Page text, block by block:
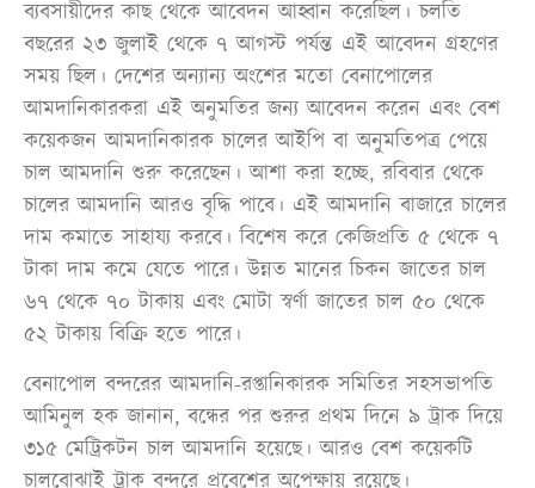
ব্যবসায়ীদের কাছ থেকে আবেদন আহ্বান করেছিল। চলতি
বছরের ২৩ জুলাই থেকে ৭ আগস্ট পর্যন্ত এই আবেদন গ্রহণের
সময় ছিল। দেশের অন্যান্য অংশের মতো বেনাপোলের
আমদানিকারকরা এই অনুমতির জন্য আবেদন করেন এবং বেশ
কয়েকজন আমদানিকারক চালের আইপি বা অনুমতিপত্র পেয়ে
চাল আমদানি শুরু করেছেন। আশা করা হচ্ছে, রবিবার থেকে
চালের আমদানি আরও বৃদ্ধি পাবে। এই আমদানি বাজারে চালের
দাম কমাতে সাহায্য করবে। বিশেষ করে কেজিপ্রতি ৫ থেকে ৭
টাকা দাম কমে যেতে পারে। উন্নত মানের চিকন জাতের চাল
৬৭ থেকে ৭০ টাকায় এবং মোটা স্বর্ণা জাতের চাল ৫০ থেকে
৫২ টাকায় বিক্রি হতে পারে।
বেনাপোল বন্দরের আমদানি-রপ্তানিকারক সমিতির সহসভাপতি
আমিনুল হক জানান, বন্ধের পর শুরুর প্রথম দিনে ৯ ট্রাক দিয়ে
৩১৫ মেট্রিকটন চাল আমদানি হয়েছে। আরও বেশ কয়েকটি